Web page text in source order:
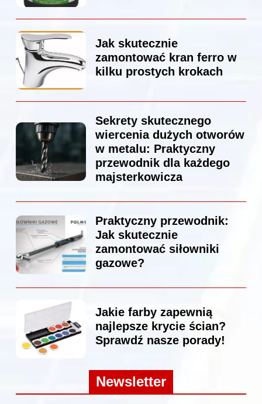
Jak skutecznie
zamontować kran ferro w
kilku prostych krokach
Sekrety skutecznego
wiercenia dużych otworów
w metalu: Praktyczny
przewodnik dla każdego
majsterkowicza
Praktyczny przewodnik:
Jak skutecznie
zamontować siłowniki
gazowe?
Jakie farby zapewnią
najlepsze krycie ścian?
Sprawdź nasze porady!
Newsletter